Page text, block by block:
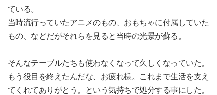
ている。
当時流行っていたアニメのもの、おもちゃに付属していた
もの、などだがそれらを見ると当時の光景が蘇る。
そんなテーブルたちも使わなくなって久しくなっていた。
もう役目を終えたんだな、お疲れ様。これまで生活を支え
てくれてありがとう。という気持ちで処分する事にした。